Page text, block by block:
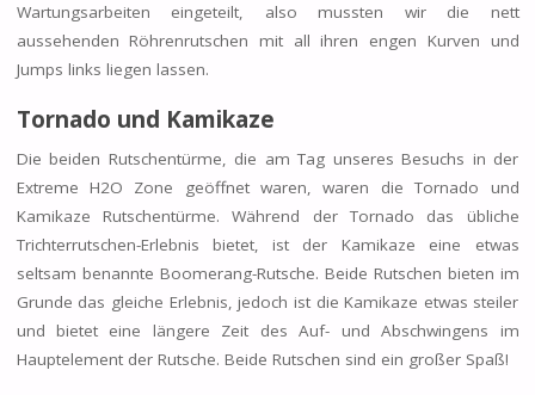
Wartungsarbeiten eingeteilt, also mussten wir die nett
aussehenden Röhrenrutschen mit all ihren engen Kurven und
Jumps links liegen lassen.
Tornado und Kamikaze
Die beiden Rutschentürme, die am Tag unseres Besuchs in der
Extreme H2O Zone geöffnet waren, waren die Tornado und
Kamikaze Rutschentürme. Während der Tornado das übliche
Trichterrutschen-Erlebnis bietet, ist der Kamikaze eine etwas
seltsam benannte Boomerang-Rutsche. Beide Rutschen bieten im
Grunde das gleiche Erlebnis, jedoch ist die Kamikaze etwas steiler
und bietet eine längere Zeit des Auf- und Abschwingens im
Hauptelement der Rutsche. Beide Rutschen sind ein großer Spaß!